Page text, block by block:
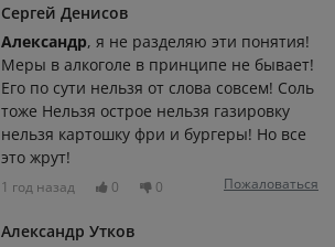
Сергей Денисов
Александр, я не разделяю эти понятия!
Меры в алкоголе в принципе не бывает!
Его по сути нельзя от слова совсем! Соль
тоже Нельзя острое нельзя газировку
нельзя картошку фри и бургеры! Но все
это жрут!
1 год назад 0 0 Пожаловаться
Александр Утков